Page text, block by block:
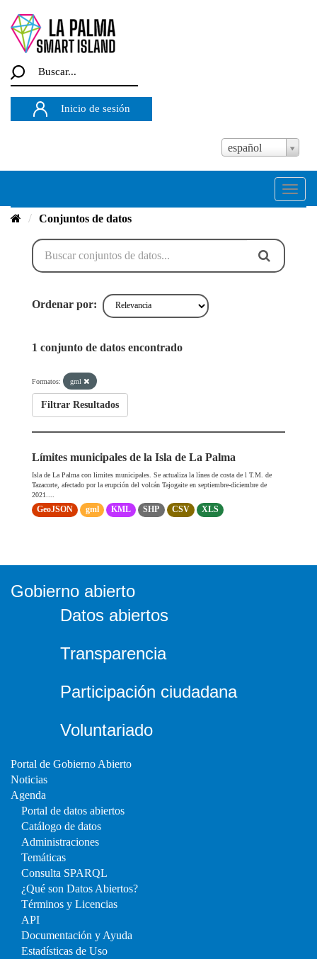
Buscar...
Inicio de sesión
español
Desplegar
Conjuntos de datos
Ordenar por
1 conjunto de datos encontrado
Formatos: gml
Filtrar Resultados
Límites municipales de la Isla de La Palma
Isla de La Palma con limites municipales. Se actualiza la línea de costa de l T.M. de
Tazacorte, afectado por la erupción del volcán Tajogaite en septiembre-diciembre de
2021....
GeoJSON gml KML SHP CSV XLS
Gobierno abierto
Datos abiertos
Transparencia
Participación ciudadana
Voluntariado
Portal de Gobierno Abierto
Noticias
Agenda
Portal de datos abiertos
Catálogo de datos
Administraciones
Temáticas
Consulta SPARQL
¿Qué son Datos Abiertos?
Términos y Licencias
API
Documentación y Ayuda
Estadísticas de Uso